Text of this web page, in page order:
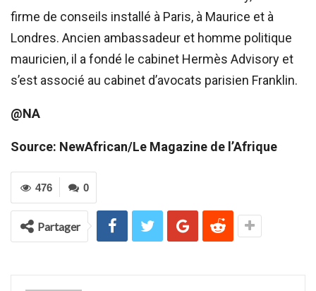
firme de conseils installé à Paris, à Maurice et à
Londres. Ancien ambassadeur et homme politique
mauricien, il a fondé le cabinet Hermès Advisory et
s’est associé au cabinet d’avocats parisien Franklin.
@NA
Source: NewAfrican/Le Magazine de l’Afrique
0
476
Partager